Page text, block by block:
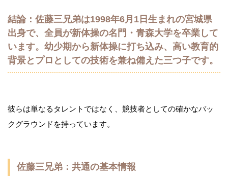
結論：佐藤三兄弟は1998年6月1日生まれの宮城県
出身で、全員が新体操の名門・青森大学を卒業して
います。幼少期から新体操に打ち込み、高い教育的
背景とプロとしての技術を兼ね備えた三つ子です。
彼らは単なるタレントではなく、競技者としての確かなバッ
クグラウンドを持っています。
佐藤三兄弟：共通の基本情報